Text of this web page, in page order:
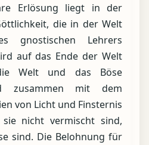
Erlösung liegt in der
die in der Welt
Lehrers
auf das Ende der Welt
Welt und das Böse
zusammen mit dem
von Licht und Finsternis
nicht vermischt sind,
sind. Die Belohnung für